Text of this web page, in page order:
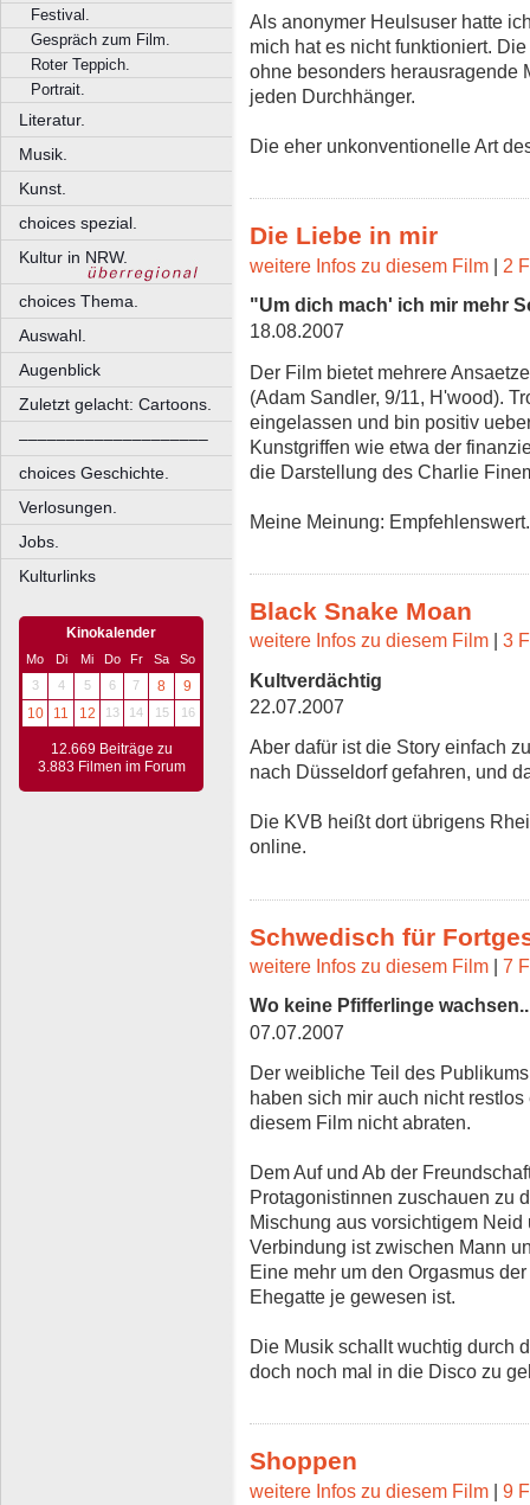
Festival.
Gespräch zum Film.
Roter Teppich.
Portrait.
Literatur.
Musik.
Kunst.
choices spezial.
Kultur in NRW.
choices Thema.
Auswahl.
Augenblick
Zuletzt gelacht: Cartoons.
––––––––––––––––––––
choices Geschichte.
Verlosungen.
Jobs.
Kulturlinks
Kinokalender
Mo Di Mi Do Fr Sa
So
3
4 5 6 7 8
9
10
11 12 13 14 15 16
12.669 Beiträge zu
3.883 Filmen im Forum
Als anonymer Heulsuser hatte
mich hat es nicht funktioniert.
ohne besonders herausragende
jeden Durchhänger.
Die eher unkonventionelle Art
Die Liebe in mir
weitere Infos zu diesem Film | 2
"Um dich mach' ich mir mehr
18.08.2007
Der Film bietet mehrere
(Adam Sandler, 9/11, H'wood).
eingelassen und bin positiv
Kunstgriffen wie etwa der
die Darstellung des Charlie
Meine Meinung: Empfehlenswert.
Black Snake Moan
weitere Infos zu diesem Film
3
Kultverdächtig
22.07.2007
Aber dafür ist die Story einfach
nach Düsseldorf gefahren, und
Die KVB heißt dort übrigens
online.
Schwedisch für
weitere Infos zu diesem Film | 7
Wo keine Pfifferlinge
07.07.2007
Der weibliche Teil des
haben sich mir auch nicht
diesem Film nicht abraten.
Dem Auf und Ab der
Protagonistinnen zuschauen zu
Mischung aus vorsichtigem
Verbindung ist zwischen Mann
Eine mehr um den Orgasmus
Ehegatte je gewesen ist.
Die Musik schallt wuchtig durch
doch noch mal in die Disco zu
Shoppen
weitere Infos zu diesem Film | 9